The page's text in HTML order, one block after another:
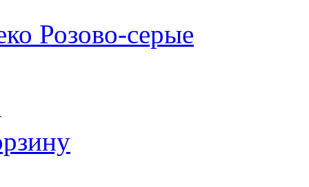
Розово-серые